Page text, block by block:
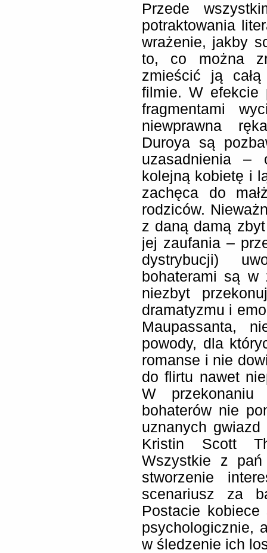
Przede
potraktowania
wrażenie, jakby
to, co można
zmieścić ją
filmie. W efekcie
fragmentami
niewprawna
Duroya są
uzasadnienia –
kolejną kobietę i
zachęca do
rodziców.
z daną damą
jej zaufania –
dystrybucji)
bohaterami są w
niezbyt
dramatyzmu i
Maupassanta,
powody, dla
romanse i nie
do flirtu nawet
W przekonaniu
bohaterów nie
uznanych
Kristin Scott
Wszystkie z
stworzenie
scenariusz za
Postacie kobiece
psychologicznie,
w śledzenie ich